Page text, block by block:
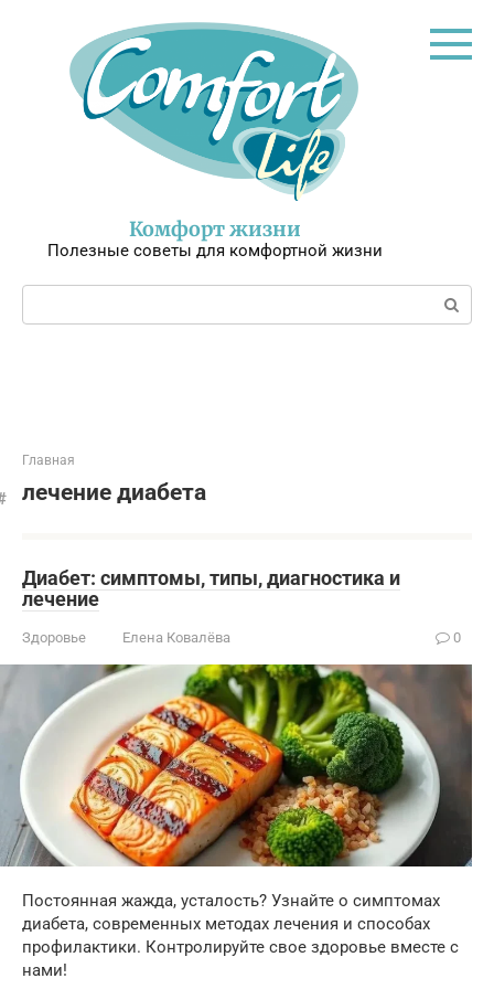
Комфорт жизни
Полезные советы для комфортной жизни
Поиск:
Главная
лечение диабета
Диабет: симптомы, типы, диагностика и
лечение
Здоровье Елена Ковалёва 0
Постоянная жажда, усталость? Узнайте о симптомах
диабета, современных методах лечения и способах
профилактики. Контролируйте свое здоровье вместе с
нами!